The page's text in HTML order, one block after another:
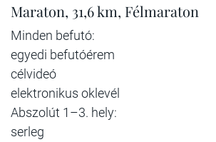
Maraton, 31,6 km, Félmaraton
Minden befutó:
egyedi befutóérem
célvideó
elektronikus oklevél
Abszolút 1–3. hely:
serleg